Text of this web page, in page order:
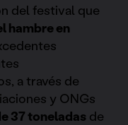
del festival que
hambre en
a través de
y ONGs
37 toneladas de